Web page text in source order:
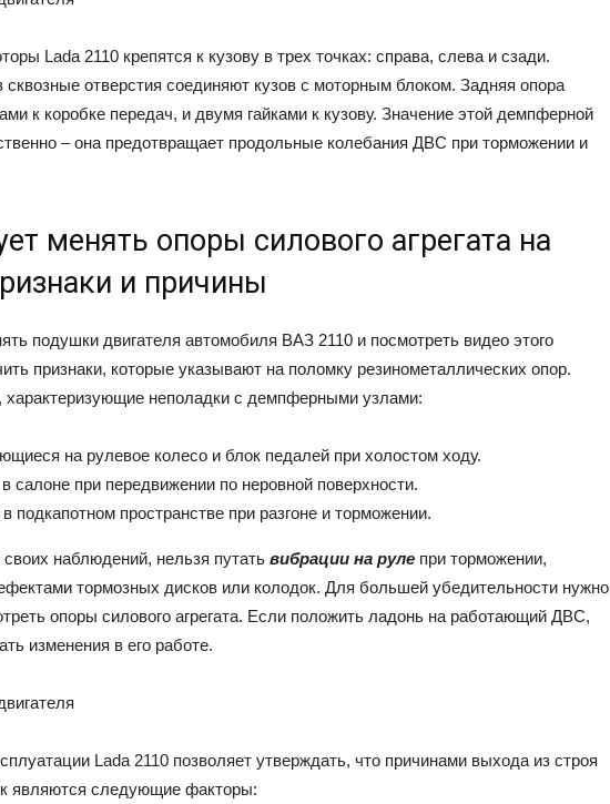
Lada 2110 крепятся к кузову в трех точках: справа, слева и сзади.
отверстия соединяют кузов с моторным блоком. Задняя опора
к коробке передач, и двумя гайками к кузову. Значение этой демпферной
– она предотвращает продольные колебания ДВС при торможении и
менять опоры силового агрегата на
и причины
подушки двигателя автомобиля ВАЗ 2110 и посмотреть видео этого
признаки, которые указывают на поломку резинометаллических опор.
неполадки с демпферными узлами:
на рулевое колесо и блок педалей при холостом ходу.
салоне при передвижении по неровной поверхности.
подкапотном пространстве при разгоне и торможении.
наблюдений, нельзя путать вибрации на руле при торможении,
тормозных дисков или колодок. Для большей убедительности нужно
опоры силового агрегата. Если положить ладонь на работающий ДВС,
изменения в его работе.
Lada 2110 позволяет утверждать, что причинами выхода из строя
являются следующие факторы: